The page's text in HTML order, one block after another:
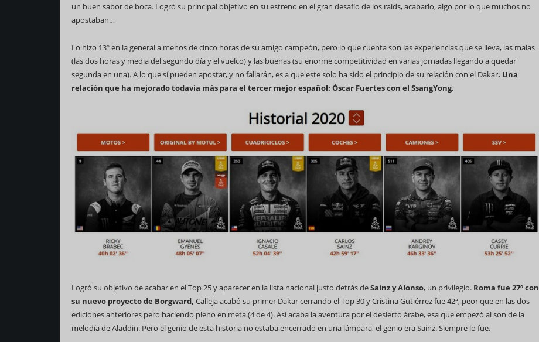
un buen sabor de boca. Logró su principal objetivo en su estreno en el gran desafío de los raids, acabarlo, algo por lo que muchos no
apostaban…
Lo hizo 13º en la general a menos de cinco horas de su amigo campeón, pero lo que cuenta son las experiencias que se lleva, las malas
(las dos horas y media del segundo día y el vuelco) y las buenas (su enorme competitividad en varias jornadas llegando a quedar
segunda en una). A lo que sí pueden apostar, y no fallarán, es a que este solo ha sido el principio de su relación con el Dakar. Una
relación que ha mejorado todavía más para el tercer mejor español: Óscar Fuertes con el SsangYong.
Logró su objetivo de acabar en el Top 25 y aparecer en la lista nacional justo detrás deSainz y Alonso, un privilegio. Roma fue 27º con
su nuevo proyecto de Borgward, Calleja acabó su primer Dakar cerrando el Top 30 y Cristina Gutiérrez fue 42ª, peor que en las dos
ediciones anteriores pero haciendo pleno en meta (4 de 4). Así acaba la aventura por el desierto árabe, esa que empezó al son de la
melodía de Aladdin. Pero el genio de esta historia no estaba encerrado en una lámpara, el genio era Sainz. Siempre lo fue.